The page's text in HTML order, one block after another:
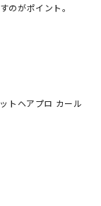
のがポイント。
トヘアプロ カール